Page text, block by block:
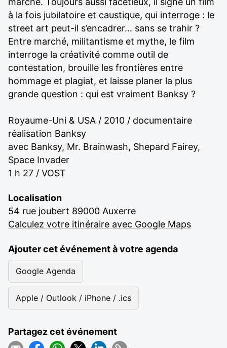
à la fois jubilatoire et caustique, qui interroge : le
street art peut-il s’encadrer… sans se trahir ?
Entre marché, militantisme et mythe, le film
interroge la créativité comme outil de
contestation, brouille les frontières entre
hommage et plagiat, et laisse planer la plus
grande question : qui est vraiment Banksy ?
Royaume-Uni & USA / 2010 / documentaire
réalisation Banksy
avec Banksy, Mr. Brainwash, Shepard Fairey,
Space Invader
1 h 27 / VOST
Localisation
54 rue joubert 89000 Auxerre
Calculez votre itinéraire avec Google Maps
Ajouter cet événement à votre agenda
Google Agenda
Apple / Outlook / iPhone / .ics
Partagez cet événement